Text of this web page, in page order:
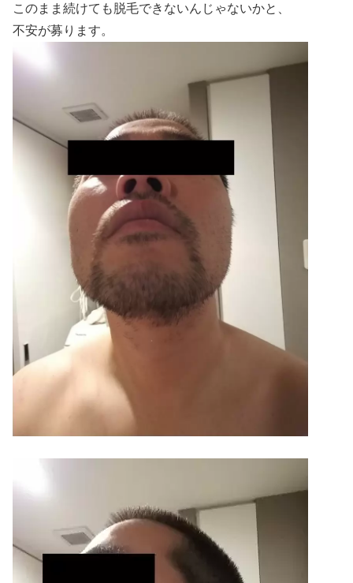
このまま続けても脱毛できないんじゃないかと、
不安が募ります。